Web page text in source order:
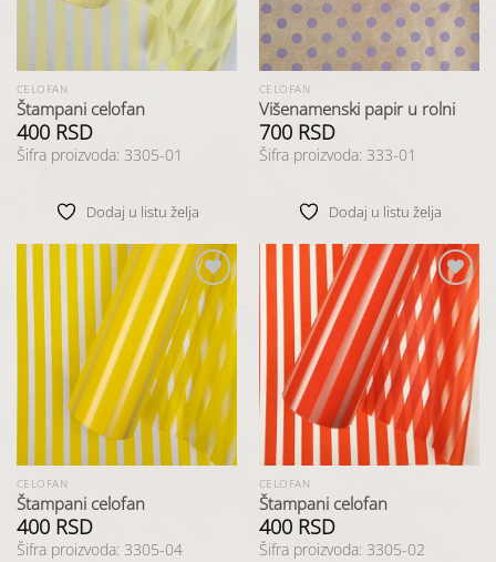
CELOFAN
Štampani celofan
400 RSD
Šifra proizvoda: 3305-01
Dodaj u listu želja
CELOFAN
Višenamenski papir u rolni
700 RSD
Šifra proizvoda: 333-01
Dodaj u listu želja
Dodaj
u listu
želja
CELOFAN
Štampani celofan
400 RSD
Šifra proizvoda: 3305-04
Dodaj
u listu
želja
CELOFAN
Štampani celofan
400 RSD
Šifra proizvoda: 3305-02